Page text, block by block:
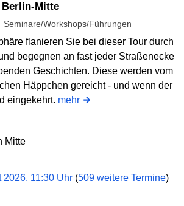
Berlin-Mitte
Seminare/Workshops/Führungen
flanieren Sie bei dieser Tour durch
begegnen an fast jeder Straßenecke
Geschichten. Diese werden vom
Häppchen gereicht - und wenn der
eingekehrt. mehr
Mitte
2026, 11:30 Uhr (509 weitere Termine)